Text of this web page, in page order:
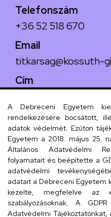
Telefonszám
+36 52 518 670
Email
titkarsag@kossuth-
Cím
Szervezeti
UD
A Debreceni Egyetem
rendelkezésére bocsátott,
adatok védelmét. Ezúton
Egyetem a 2018. május 25.
Általános Adatvédelmi
folyamatait és beépítette a
adatvédelmi
adatait a Debreceni Egyetem
kezelte, megfelelve az
szabályozásoknak. A
Adatvédelmi Tájékoztatónkat,